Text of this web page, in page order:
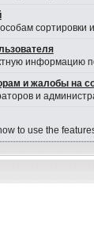
сортировки
информацию
и жалобы на
и
to use the